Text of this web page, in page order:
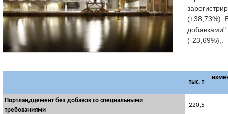
(+38,73%).
добавками"
(-23,69%),.
тыс. т
Портландцемент без добавок со специальными
требованиями
220,5